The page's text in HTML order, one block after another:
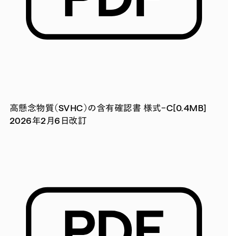
高懸念物質（SVHC）の含有確認書 様式ｰC[0.4MB]
2026年2月6日改訂